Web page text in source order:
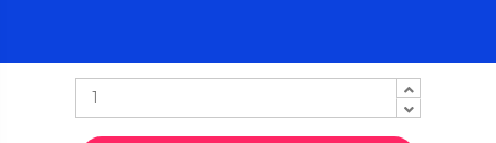
SICNOVAº
©2026Soluciones
Sicnova SL |Política